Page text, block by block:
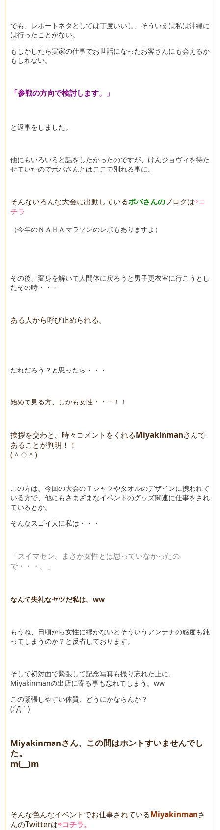
でも、レポートネタとしては丁度いいし、そういえば私は沖縄に
は行ったことがない。
もしかしたら実家の仕事でお世話になったお客さんにも会えるか
もしれない。
「参戦の方向で検討します。」
と返事をしました。
他にもいろいろと話をしたかったのですが、けんジョヴィを待た
せていたのでボバさんとはここで別れる事に。
そんないろんな大会に出動しているボバさんのブログは⇨コ
チラ
（今年のＮＡＨＡマラソンのレポもありますよ）
その後、変身を解いて人間体に戻ろうと男子更衣室に行こうとし
たその時・・・
ある人から呼び止められる。
だれだろう？と思ったら・・・
始めて見る方、しかも女性・・・！！
挨拶を交わと、時々コメントをくれるMiyakinmanさんで
あることが判明！！
(＾◇＾)
この方は、今回の大会のＴシャツやタオルのデザインに携われて
いる方で、他にもさまざまなイベントのグッズ関連に仕事をされ
ているとか。
そんなスゴイ人に私は・・・
「スイマセン、まさか女性とは思っていなかったの
で・・・。」
なんて失礼なヤツだ私は。ww
もうね、日頃から女性に縁がないとそういうアンテナの感度も鈍
ってしまうのか？と反省しております。
そして初対面で緊張して記念写真も撮り忘れた上に、
Miyakinmanの出店に寄る事も忘れてしまう。ww
この緊張しやすい体質、どうにかならんか？
(;´Д｀)
Miyakinmanさん、この間はホントすいませんでし
た。
m(__)m
そんな色んなイベントでお仕事されているMiyakinmanさ
んのTwitterは⇨コチラ。